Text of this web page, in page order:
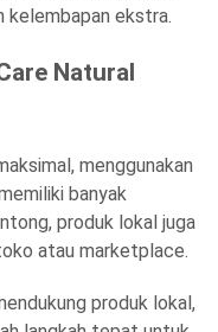
kelembapan ekstra.
Natural
menggunakan
banyak
produk lokal juga
atau marketplace.
produk lokal,